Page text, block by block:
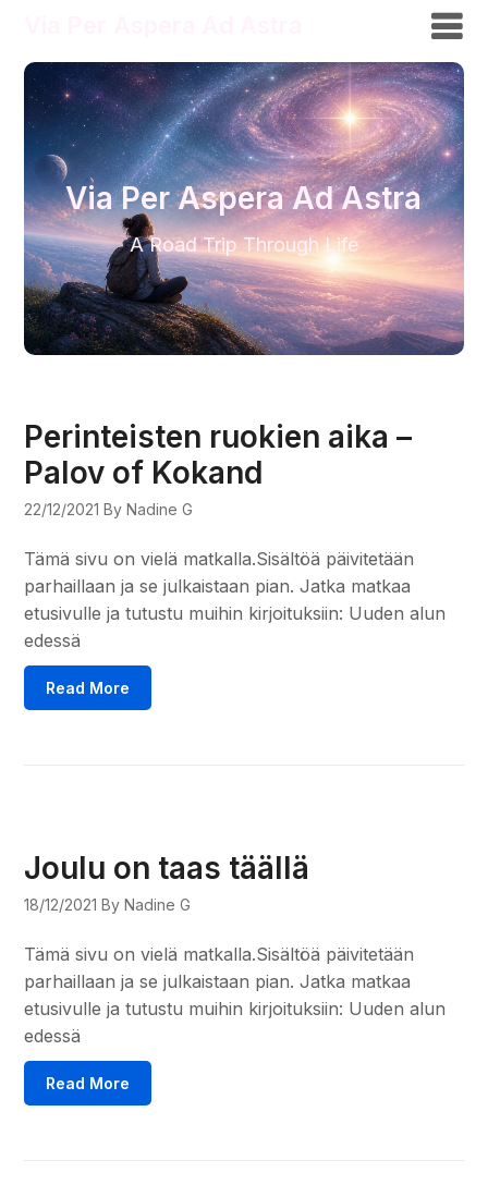
Via Per Aspera Ad Astra
A Road Trip Through Life
Perinteisten ruokien aika –
Palov of Kokand
22/12/2021 By Nadine G
Tämä sivu on vielä matkalla.Sisältöä päivitetään
parhaillaan ja se julkaistaan pian. Jatka matkaa
etusivulle ja tutustu muihin kirjoituksiin: Uuden alun
edessä
Read More
Joulu on taas täällä
18/12/2021 By Nadine G
Tämä sivu on vielä matkalla.Sisältöä päivitetään
parhaillaan ja se julkaistaan pian. Jatka matkaa
etusivulle ja tutustu muihin kirjoituksiin: Uuden alun
edessä
Read More